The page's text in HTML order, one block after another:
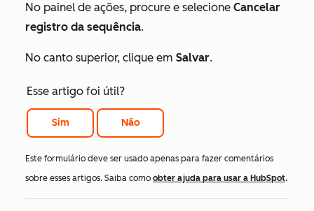
No painel de ações, procure e selecione Cancelar
registro da sequência.
No canto superior, clique em Salvar.
Esse artigo foi útil?
Sim Não
Este formulário deve ser usado apenas para fazer comentários
sobre esses artigos. Saiba como obter ajuda para usar a HubSpot.